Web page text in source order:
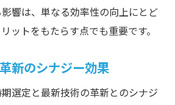
響は、単なる効率性の向上にとど
ットをもたらす点でも重要です。
新のシナジー効果
選定と最新技術の革新とのシナジ